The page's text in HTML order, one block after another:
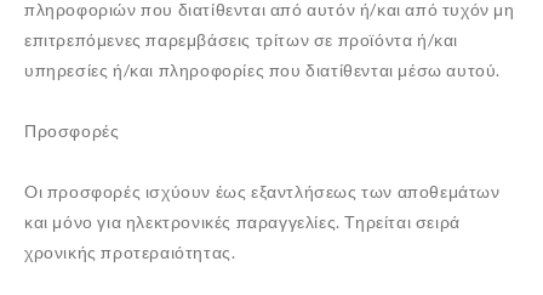
πληροφοριών που διατίθενται από αυτόν ή/και από τυχόν μη
επιτρεπόμενες παρεμβάσεις τρίτων σε προϊόντα ή/και
υπηρεσίες ή/και πληροφορίες που διατίθενται μέσω αυτού.
Προσφορές
Oι προσφορές ισχύουν έως εξαντλήσεως των αποθεμάτων
και μόνο για ηλεκτρονικές παραγγελίες. Τηρείται σειρά
χρονικής προτεραιότητας.